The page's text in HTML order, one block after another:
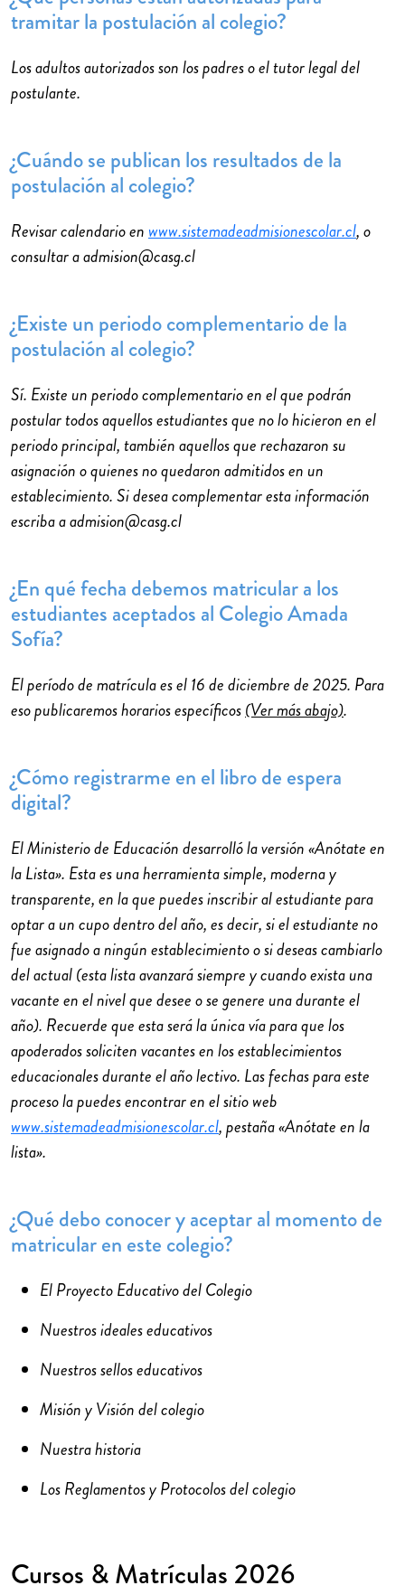
tramitar la postulación al colegio?
Los adultos autorizados son los padres o el tutor legal del
postulante.
¿Cuándo se publican los resultados de la
postulación al colegio?
Revisar calendario enwww.sistemadeadmisionescolar.cl, o
consultar a admision@casg.cl
¿Existe un periodo complementario de la
postulación al colegio?
Sí. Existe un periodo complementario en el que podrán
postular todos aquellos estudiantes que no lo hicieron en el
periodo principal, también aquellos que rechazaron su
asignación o quienes no quedaron admitidos en un
establecimiento. Si desea complementar esta información
escriba a admision@casg.cl
¿En qué fecha debemos matricular a los
estudiantes aceptados al Colegio Amada
Sofía?
El período de matrícula es el 16 de diciembre de 2025. Para
eso publicaremos horarios específicos(Ver más abajo).
¿Cómo registrarme en el libro de espera
digital?
El Ministerio de Educación desarrolló la versión «Anótate en
la Lista». Esta es una herramienta simple, moderna y
transparente, en la que puedes inscribir al estudiante para
optar a un cupo dentro del año, es decir, si el estudiante no
fue asignado a ningún establecimiento o si deseas cambiarlo
del actual (esta lista avanzará siempre y cuando exista una
vacante en el nivel que desee o se genere una durante el
año). Recuerde que esta será la única vía para que los
apoderados soliciten vacantes en los establecimientos
educacionales durante el año lectivo. Las fechas para este
proceso la puedes encontrar en el sitio web
www.sistemadeadmisionescolar.cl, pestaña «Anótate en la
lista».
¿Qué debo conocer y aceptar al momento de
matricular en este colegio?
El Proyecto Educativo del Colegio
Nuestros ideales educativos
Nuestros sellos educativos
Misión y Visión del colegio
Nuestra historia
Los Reglamentos y Protocolos del colegio
Cursos & Matrículas 2026